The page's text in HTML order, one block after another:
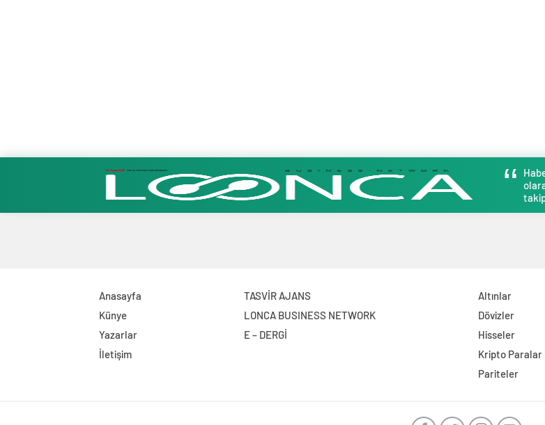
Anasayfa
Künye
Yazarlar
İletişim
TASVİR AJANS
LONCA BUSINESS NETWORK
E – DERGİ
Altınlar
Dövizler
Hisseler
Kripto Paralar
Pariteler